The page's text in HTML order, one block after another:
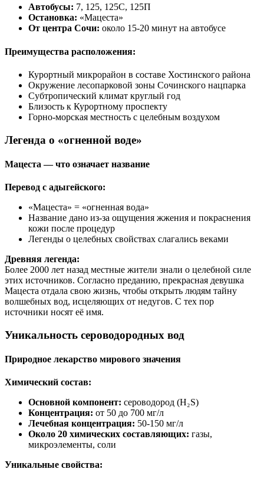
Автобусы: 7, 125, 125С, 125П
Остановка: «Мацеста»
От центра Сочи: около 15-20 минут на автобусе
Преимущества расположения:
Курортный микрорайон в составе Хостинского района
Окружение лесопарковой зоны Сочинского нацпарка
Субтропический климат круглый год
Близость к Курортному проспекту
Горно-морская местность с целебным воздухом
Легенда о «огненной воде»
Мацеста — что означает название
Перевод с адыгейского:
«Мацеста» = «огненная вода»
Название дано из-за ощущения жжения и покраснения
кожи после процедур
Легенды о целебных свойствах слагались веками
Древняя легенда:
Более 2000 лет назад местные жители знали о целебной силе
этих источников. Согласно преданию, прекрасная девушка
Мацеста отдала свою жизнь, чтобы открыть людям тайну
волшебных вод, исцеляющих от недугов. С тех пор
источники носят её имя.
Уникальность сероводородных вод
Природное лекарство мирового значения
Химический состав:
Основной компонент: сероводород (H₂S)
Концентрация: от 50 до 700 мг/л
Лечебная концентрация: 50-150 мг/л
Около 20 химических составляющих: газы,
микроэлементы, соли
Уникальные свойства: